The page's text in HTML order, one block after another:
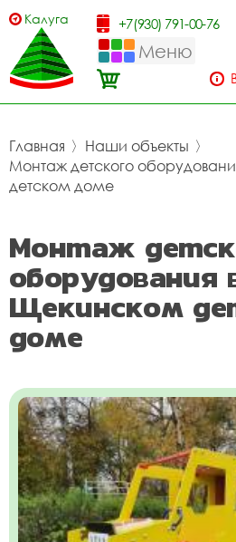
Калуга +7(930) 791-00-76
Меню
Главная 〉 Наши объекты 〉
Монтаж детского
детском доме
Монтаж
оборудования
Щекинском
доме